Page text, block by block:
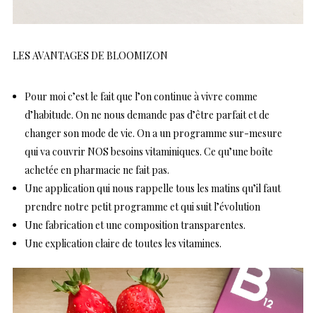
LES AVANTAGES DE BLOOMIZON
Pour moi c’est le fait que l’on continue à vivre comme
d’habitude. On ne nous demande pas d’être parfait et de
changer son mode de vie. On a un programme sur-mesure
qui va couvrir NOS besoins vitaminiques. Ce qu’une boîte
achetée en pharmacie ne fait pas.
Une application qui nous rappelle tous les matins qu’il faut
prendre notre petit programme et qui suit l’évolution
Une fabrication et une composition transparentes.
Une explication claire de toutes les vitamines.